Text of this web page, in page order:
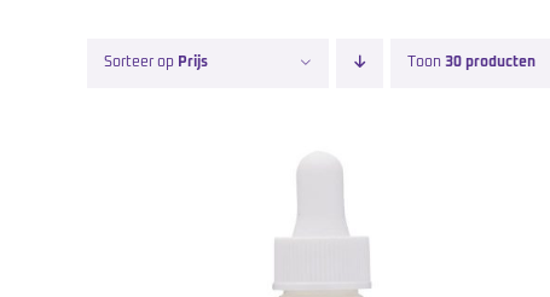
Sorteer op Prijs Toon 30 producten